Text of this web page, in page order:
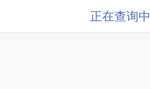
正在查询中